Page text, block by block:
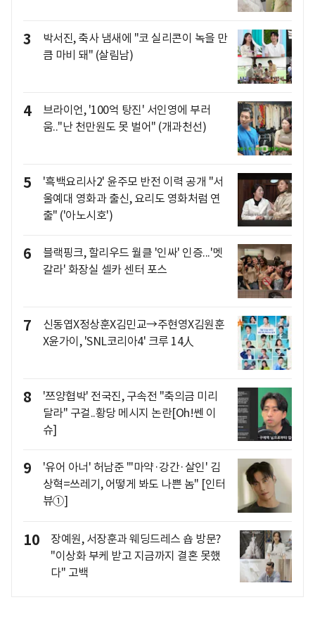
3
박서진, 축사 냄새에 "코 실리콘이 녹을 만
큼 마비 돼" (살림남)
4
브라이언, '100억 탕진' 서인영에 부러
움.."난 천만원도 못 벌어" (개과천선)
5
'흑백요리사2' 윤주모 반전 이력 공개 "서
울예대 영화과 출신, 요리도 영화처럼 연
출" ('아노시호')
6
블랙핑크, 할리우드 월클 '인싸' 인증...'멧
갈라' 화장실 셀카 센터 포스
7
신동엽X정상훈X김민교→주현영X김원훈
X윤가이, 'SNL코리아4' 크루 14人
8
'쯔양협박' 전국진, 구속전 "축의금 미리
달라" 구걸..황당 메시지 논란[Oh!쎈 이
슈]
9
'유어 아너' 허남준 "'마약·강간·살인' 김
상혁=쓰레기, 어떻게 봐도 나쁜 놈" [인터
뷰①]
10
장예원, 서장훈과 웨딩드레스 숍 방문?
"이상화 부케 받고 지금까지 결혼 못했
다" 고백